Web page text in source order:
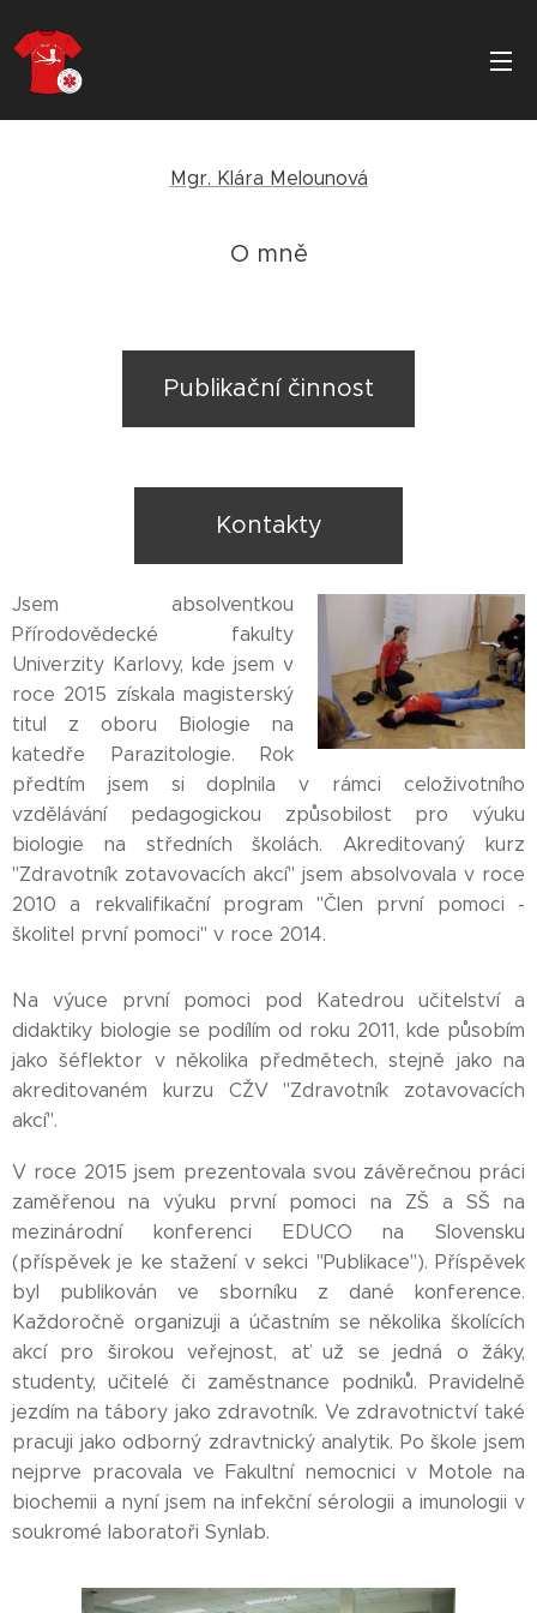
Mgr. Klára Melounová
O mně
Publikační činnost
Kontakty
Jsem absolventkou
Přírodovědecké fakulty
Univerzity Karlovy, kde jsem v
roce 2015 získala magisterský
titul z oboru Biologie na
katedře Parazitologie. Rok
předtím jsem si doplnila v rámci celoživotního
vzdělávání pedagogickou způsobilost pro výuku
biologie na středních školách. Akreditovaný kurz
"Zdravotník zotavovacích akcí" jsem absolvovala v roce
2010 a rekvalifikační program "Člen první pomoci -
školitel první pomoci" v roce 2014.
Na výuce první pomoci pod Katedrou učitelství a
didaktiky biologie se podílím od roku 2011, kde působím
jako šéflektor v několika předmětech, stejně jako na
akreditovaném kurzu CŽV "Zdravotník zotavovacích
akcí".
V roce 2015 jsem prezentovala svou závěrečnou práci
zaměřenou na výuku první pomoci na ZŠ a SŠ na
mezinárodní konferenci EDUCO na Slovensku
(příspěvek je ke stažení v sekci "Publikace"). Příspěvek
byl publikován ve sborníku z dané konference.
Každoročně organizuji a účastním se několika školících
akcí pro širokou veřejnost, ať už se jedná o žáky,
studenty, učitelé či zaměstnance podniků. Pravidelně
jezdím na tábory jako zdravotník. Ve zdravotnictví také
pracuji jako odborný zdravtnický analytik. Po škole jsem
nejprve pracovala ve Fakultní nemocnici v Motole na
biochemii a nyní jsem na infekční sérologii a imunologii v
soukromé laboratoři Synlab.